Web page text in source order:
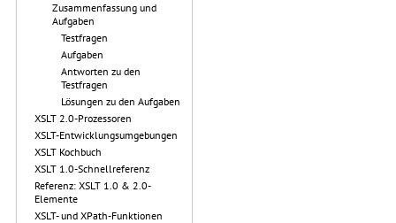
Zusammenfassung und
Aufgaben
Testfragen
Aufgaben
Antworten zu den
Testfragen
Lösungen zu den Aufgaben
XSLT 2.0-Prozessoren
XSLT-Entwicklungsumgebungen
XSLT Kochbuch
XSLT 1.0-Schnellreferenz
Referenz: XSLT 1.0 & 2.0-
Elemente
XSLT- und XPath-Funktionen